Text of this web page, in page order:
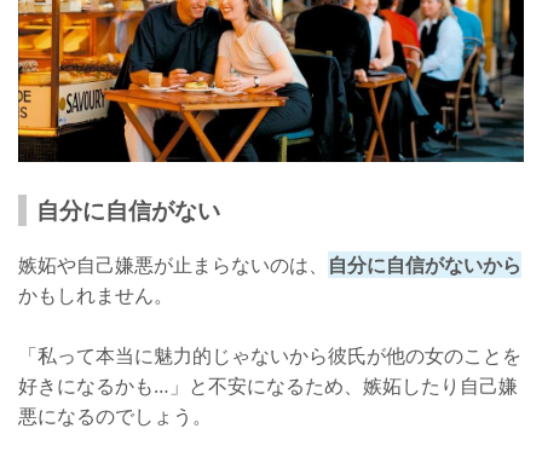
自分に自信がない
嫉妬や自己嫌悪が止まらないのは、 自分に自信がないから
かもしれません。
「私って本当に魅力的じゃないから彼氏が他の女のことを
好きになるかも…」と不安になるため、嫉妬したり自己嫌
悪になるのでしょう。